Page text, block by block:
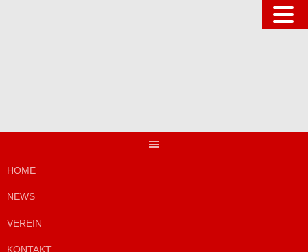
HOME
NEWS
VEREIN
KONTAKT